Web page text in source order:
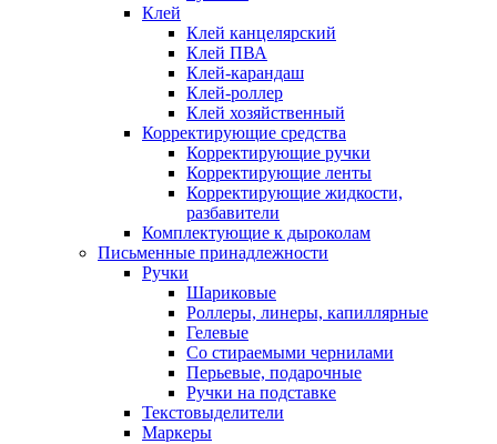
Клей
Клей канцелярский
Клей ПВА
Клей-карандаш
Клей-роллер
Клей хозяйственный
Корректирующие средства
Корректирующие ручки
Корректирующие ленты
Корректирующие жидкости,
разбавители
Комплектующие к дыроколам
Письменные принадлежности
Ручки
Шариковые
Роллеры, линеры, капиллярные
Гелевые
Со стираемыми чернилами
Перьевые, подарочные
Ручки на подставке
Текстовыделители
Маркеры